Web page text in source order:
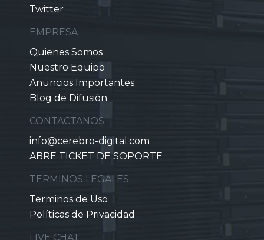
Twitter
EMPRESA
Quienes Somos
Nuestro Equipo
Anuncios Importantes
Blog de Difusión
CONTACTANOS
info@cerebro-digital.com
ABRE TICKET DE SOPORTE
TERMINOS LEGALES
Terminos de Uso
Políticas de Privacidad
LIVE CHAT